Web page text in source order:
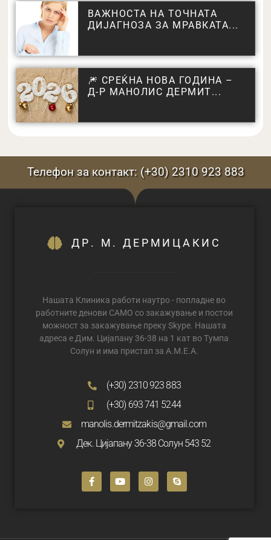
ВАЖНОСТА НА ТОЧНАТА
ДИЈАГНОЗА ЗА МРАВКАТА...
🎆 СРЕЌНА НОВА ГОДИНА –
Д-Р МАНОЛИС ДЕРМИТ...
Телефон за контакт: (+30) 2310 923 883
ДР. M. ДЕРМИЦАКИС
Нашата Клиника работи наутро - попладне во
работните денови САМО со закажување и постои
можност за закажување преку Skype. Нашата
адреса е Дим. Цијапану 36-38 на 1 кат во Тумпа
Солун и има пристап за А.М.Е.А.
(+30) 2310 923 883
(+30) 693 741 5244
manolis.dermitzakis@gmail.com
Дек. Цијапану 36-38 Солун 543 52